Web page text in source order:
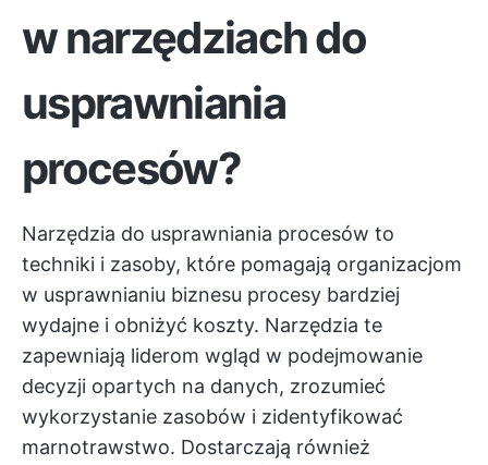
w narzędziach do
usprawniania
procesów?
Narzędzia do usprawniania procesów to
techniki i zasoby, które pomagają organizacjom
w usprawnianiu biznesu procesy bardziej
wydajne i obniżyć koszty. Narzędzia te
zapewniają liderom wgląd w podejmowanie
decyzji opartych na danych, zrozumieć
wykorzystanie zasobów i zidentyfikować
marnotrawstwo. Dostarczają również